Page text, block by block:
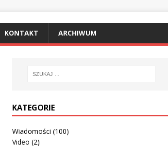
KONTAKT ARCHIWUM
KATEGORIE
Wiadomości (100)
Video (2)